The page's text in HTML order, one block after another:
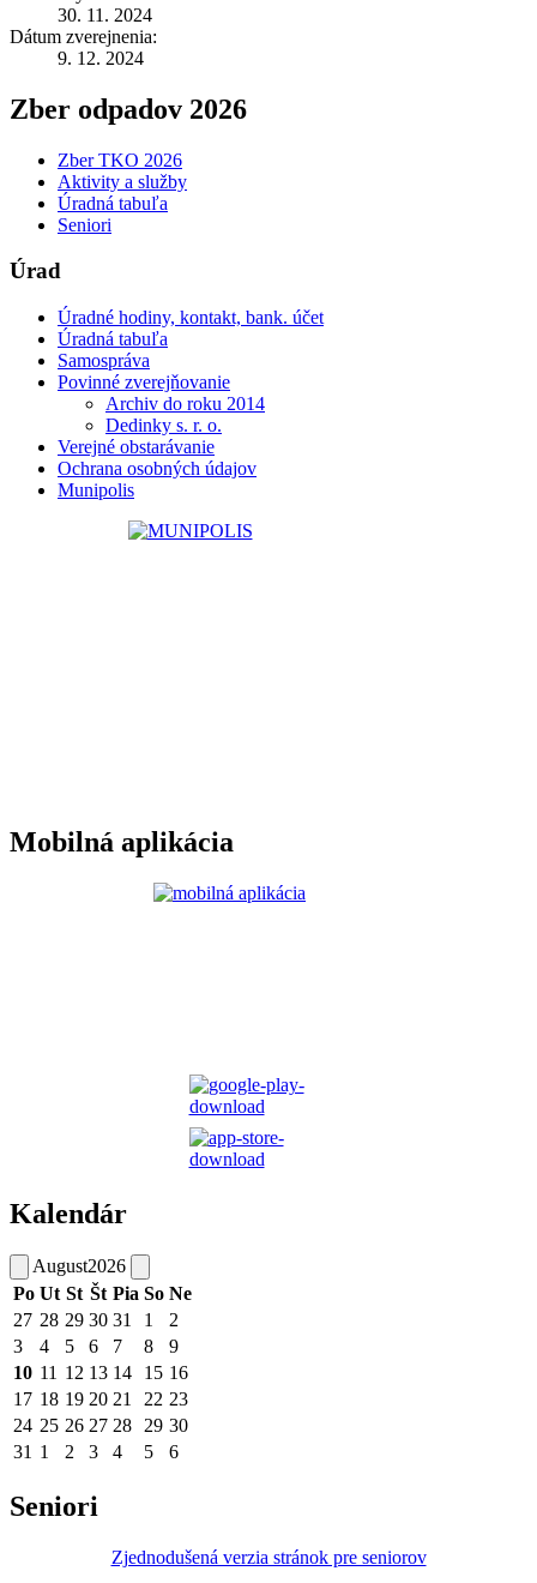
30. 11. 2024
Dátum zverejnenia:
9. 12. 2024
Zber odpadov 2026
Zber TKO 2026
Aktivity a služby
Úradná tabuľa
Seniori
Úrad
Úradné hodiny, kontakt, bank. účet
Úradná tabuľa
Samospráva
Povinné zverejňovanie
Archiv do roku 2014
Dedinky s. r. o.
Verejné obstarávanie
Ochrana osobných údajov
Munipolis
Mobilná aplikácia
Kalendár
August2026
Po Ut St Št Pia So Ne
27 28 29 30 31 1
2
3
4 5 6 7 8
9
10 11 12 13 14 15 16
17 18 19 20 21 22 23
24 25 26 27 28 29 30
31 1 2 3 4 5 6
Seniori
Zjednodušená verzia stránok pre seniorov